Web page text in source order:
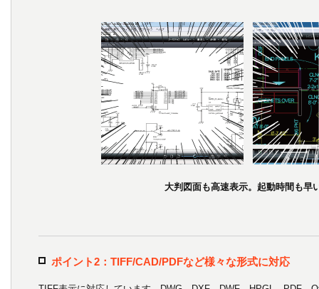
大判図面も高速表示。起動時間も早
ポイント2：TIFF/CAD/PDFなど様々な形式に対応